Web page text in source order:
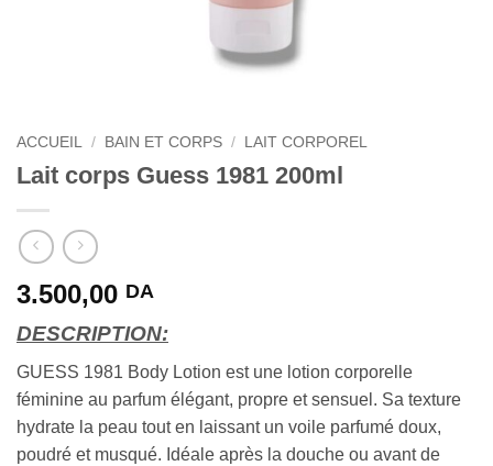
ACCUEIL / BAIN ET CORPS / LAIT CORPOREL
Lait corps Guess 1981 200ml
3.500,00 DA
DESCRIPTION:
GUESS 1981 Body Lotion est une lotion corporelle
féminine au parfum élégant, propre et sensuel. Sa texture
hydrate la peau tout en laissant un voile parfumé doux,
poudré et musqué. Idéale après la douche ou avant de